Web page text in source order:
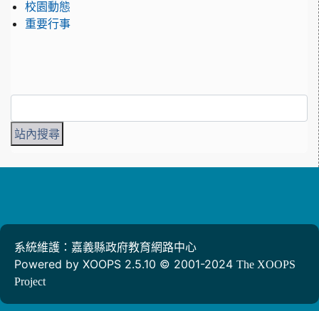
校園動態
重要行事
系統維護：嘉義縣政府教育網路中心
Powered by XOOPS 2.5.10 © 2001-2024 The XOOPS
Project